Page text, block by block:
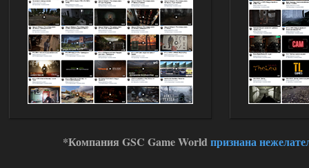
*Компания GSC Game Worldпризнана